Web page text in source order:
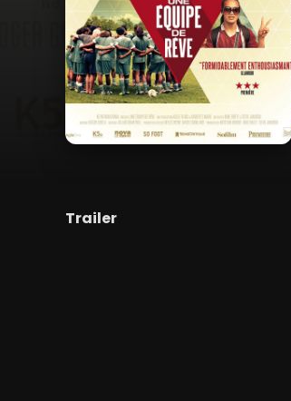
Trailer